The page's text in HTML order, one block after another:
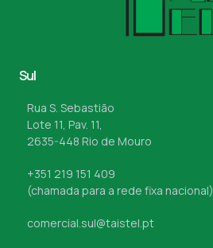
Sul
Rua S. Sebastião
Lote 11, Pav. 11,
2635-448 Rio de Mouro
+351 219 151 409
(chamada para a rede fixa nacional)
comercial.sul@taistel.pt